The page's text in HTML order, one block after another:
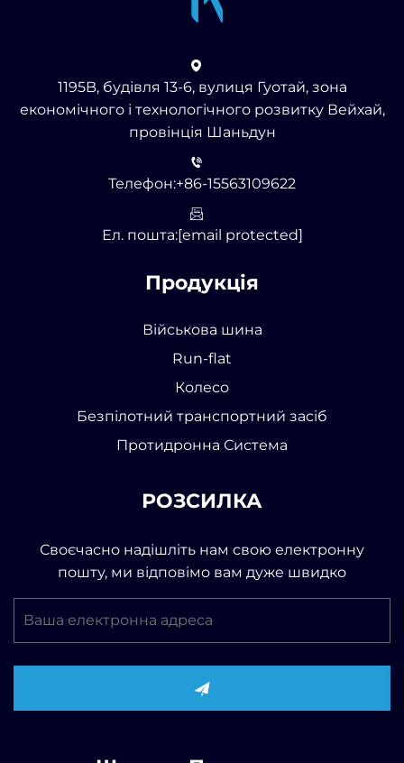
1195B, будівля 13-6, вулиця Гуотай, зона
економічного і технологічного розвитку Вейхай,
провінція Шаньдун
Телефон:+86-15563109622
Ел. пошта:[email protected]
Продукція
Військова шина
Run-flat
Колесо
Безпілотний транспортний засіб
Протидронна Система
РОЗСИЛКА
Своєчасно надішліть нам свою електронну
пошту, ми відповімо вам дуже швидко